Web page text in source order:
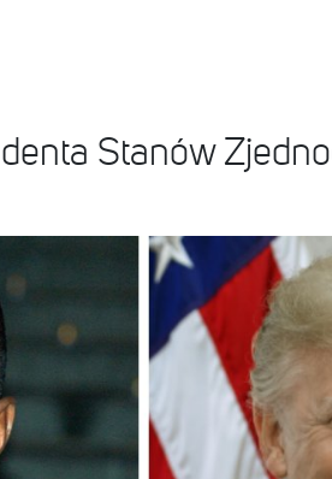
Stanów